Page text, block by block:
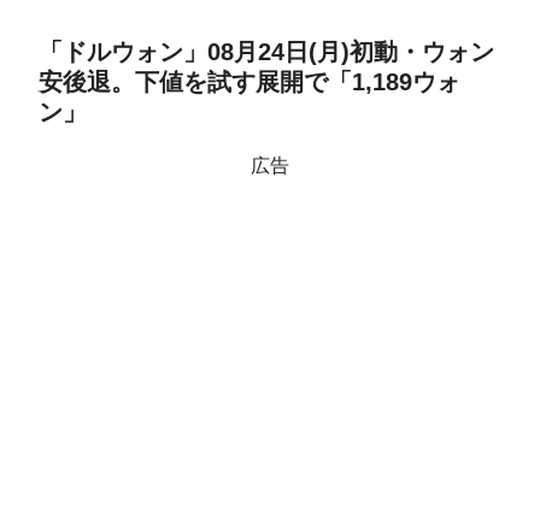
「ドルウォン」08月24日(月)初動・ウォン
安後退。下値を試す展開で「1,189ウォ
ン」
広告